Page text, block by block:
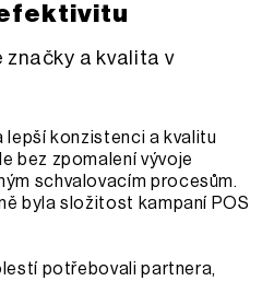
značky a kvalita v
konzistenci a kvalitu
bez zpomalení vývoje
schvalovacím procesům.
byla složitost kampaní POS
potřebovali partnera,